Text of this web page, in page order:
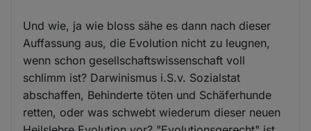
Und wie, ja wie bloss sähe es dann nach dieser
Auffassung aus, die Evolution nicht zu leugnen,
wenn schon gesellschaftswissenschaft voll
schlimm ist? Darwinismus i.S.v. Sozialstat
abschaffen, Behinderte töten und Schäferhunde
retten, oder was schwebt wiederum dieser neuen